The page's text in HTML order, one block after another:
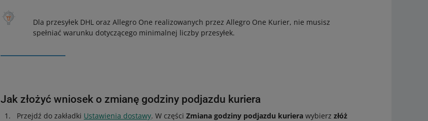
Dla przesyłek DHL oraz Allegro One realizowanych przez Allegro One Kurier, nie musisz
spełniać warunku dotyczącego minimalnej liczby przesyłek.
Jak złożyć wniosek o zmianę godziny podjazdu kuriera
Przejdź do zakładki Ustawienia dostawy. W częściZmiana godziny podjazdu kuriera wybierzzłóż